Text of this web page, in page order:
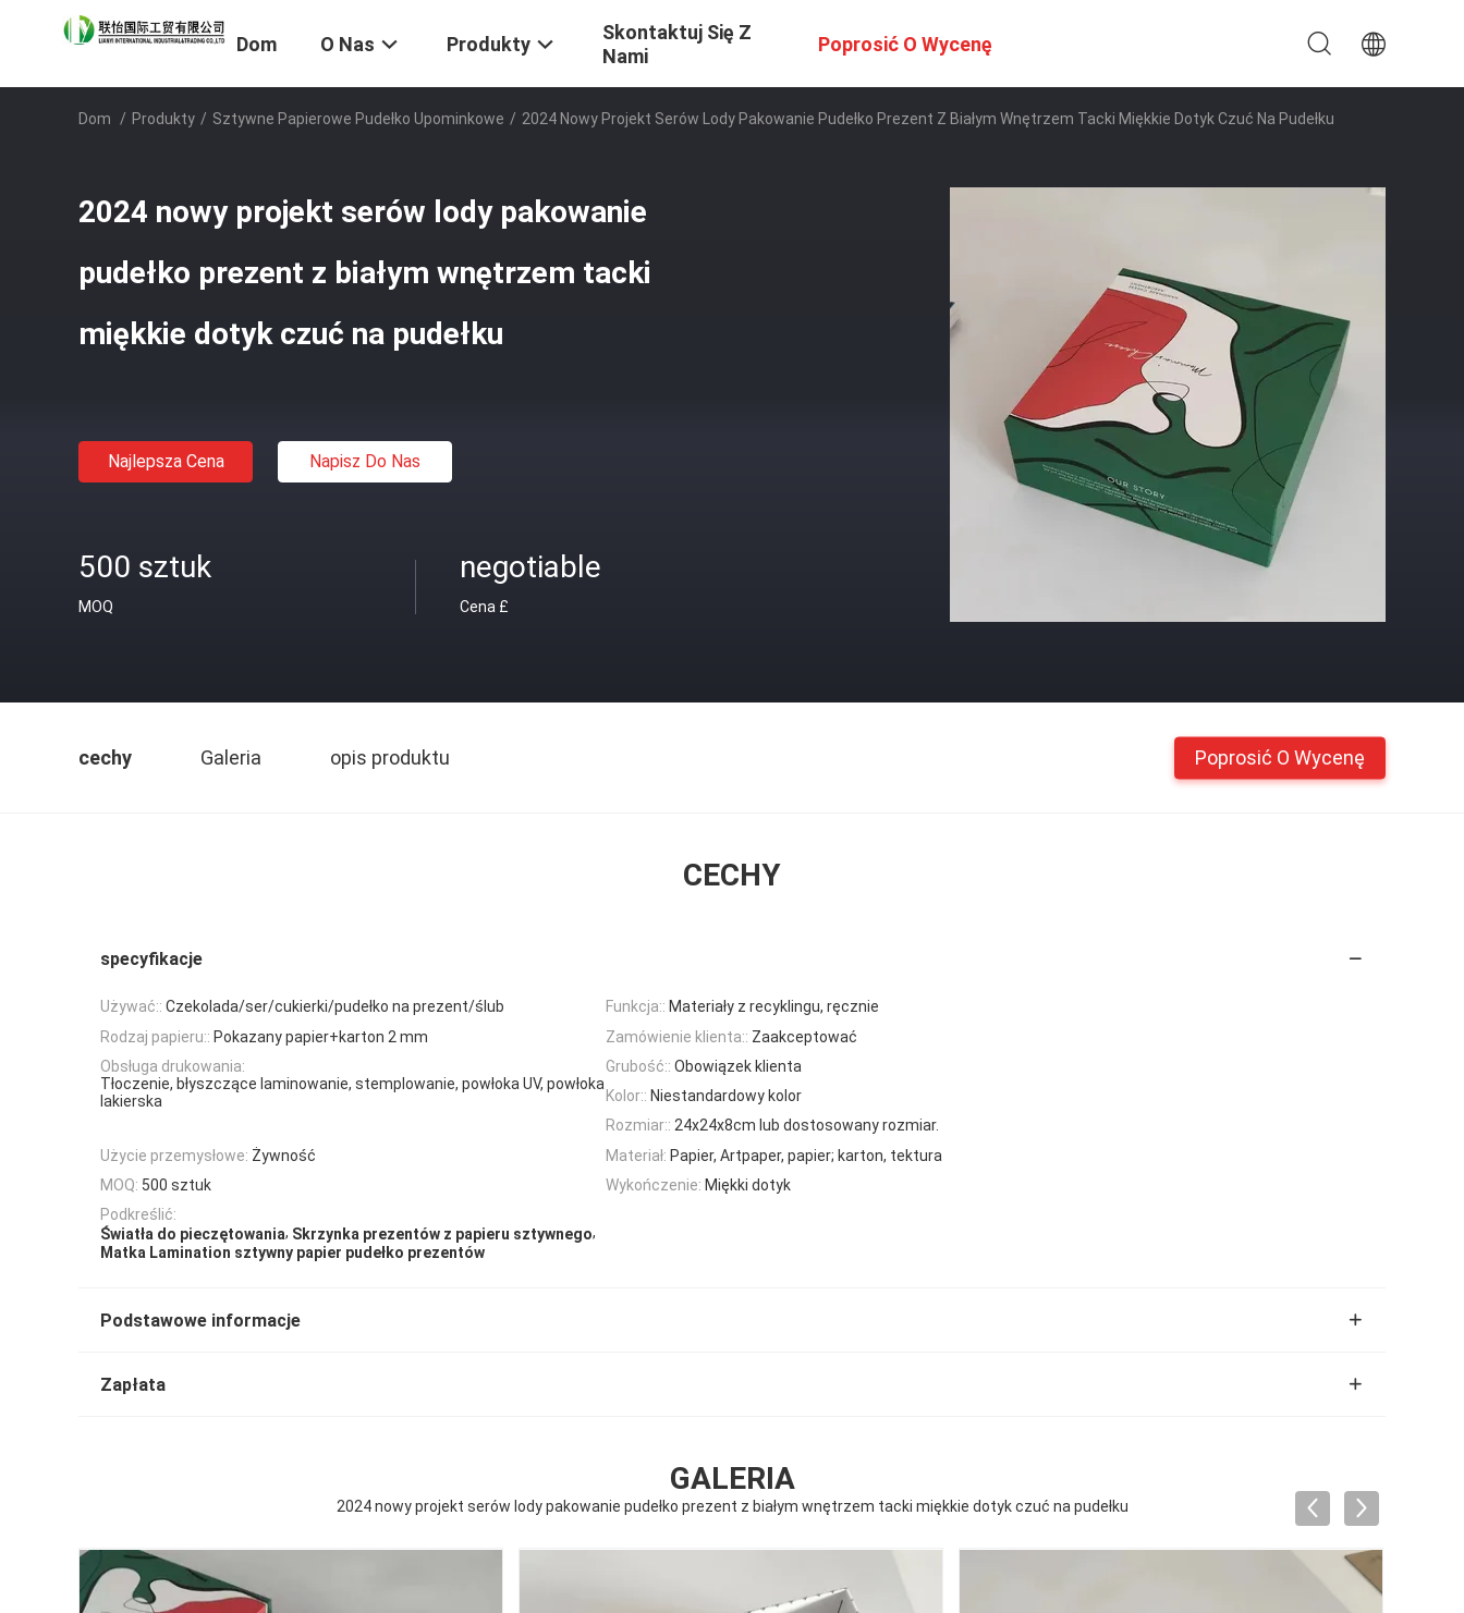
Dom O Nas Produkty
Skontaktuj Się Z
Nami
Poprosić O Wycenę
Dom / Produkty / Sztywne Papierowe Pudełko Upominkowe / 2024 Nowy Projekt Serów Lody Pakowanie Pudełko Prezent Z Białym Wnętrzem Tacki Miękkie Dotyk Czuć Na Pudełku
2024 nowy projekt serów lody pakowanie
pudełko prezent z białym wnętrzem tacki
miękkie dotyk czuć na pudełku
Najlepsza Cena Napisz Do Nas
500 sztuk
MOQ
negotiable
Cena £
cechy Galeria opis produktu Poprosić O Wycenę
CECHY
specyfikacje
Używać:: Czekolada/ser/cukierki/pudełko na prezent/ślub Funkcja:: Materiały z recyklingu, ręcznie
Rodzaj papieru:: Pokazany papier+karton 2 mm Zamówienie klienta:: Zaakceptować
Obsługa drukowania:
Tłoczenie, błyszczące laminowanie, stemplowanie, powłoka UV, powłoka
lakierska
Grubość:: Obowiązek klienta
Kolor:: Niestandardowy kolor
Rozmiar:: 24x24x8cm lub dostosowany rozmiar.
Użycie przemysłowe: Żywność Materiał: Papier, Artpaper, papier; karton, tektura
MOQ: 500 sztuk Wykończenie: Miękki dotyk
Podkreślić:
Światła do pieczętowania, Skrzynka prezentów z papieru sztywnego,
Matka Lamination sztywny papier pudełko prezentów
Podstawowe informacje
Zapłata
GALERIA
2024 nowy projekt serów lody pakowanie pudełko prezent z białym wnętrzem tacki miękkie dotyk czuć na pudełku